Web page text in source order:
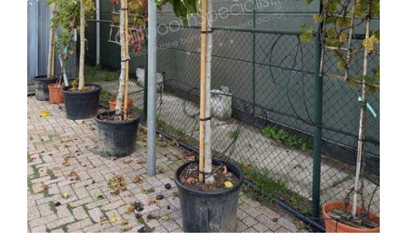
Treesafe
VORSTBESCHERMINGVOORBOMEN.NL
WINTERSCHUTZFUERBAEUME.DE
FROSTPROTECTIONFORTREES.CO.UK
Terracotta
TERRACOTTA.NL
TERRACOTTA.BE
TERRAKOTTA.DE